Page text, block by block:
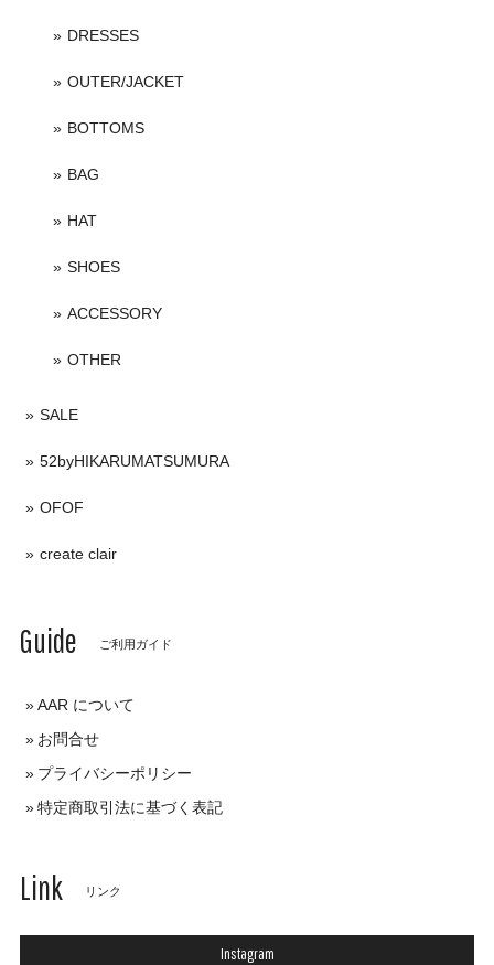
DRESSES
OUTER/JACKET
BOTTOMS
BAG
HAT
SHOES
ACCESSORY
OTHER
SALE
52byHIKARUMATSUMURA
OFOF
create clair
Guide ご利用ガイド
AAR について
お問合せ
プライバシーポリシー
特定商取引法に基づく表記
Link リンク
Instagram